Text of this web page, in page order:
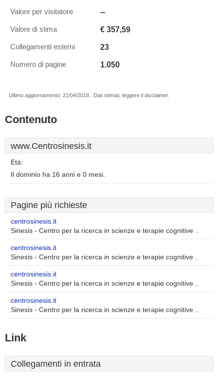
Valore per visitatore --
Valore di stima € 357,59
Collegamenti esterni 23
Numero di pagine 1.050
Ultimo aggiornamento: 21/04/2018 . Dati stimati, leggere il disclaimer.
Contenuto
www.Centrosinesis.it
Età:
Il dominio ha 16 anni e 0 mesi.
Pagine più richieste
centrosinesis.it
Sinesis - Centro per la ricerca in scienze e terapie cognitive ..
centrosinesis.it
Sinesis - Centro per la ricerca in scienze e terapie cognitive ..
centrosinesis.it
Sinesis - Centro per la ricerca in scienze e terapie cognitive ..
centrosinesis.it
Sinesis - Centro per la ricerca in scienze e terapie cognitive ..
Link
Collegamenti in entrata